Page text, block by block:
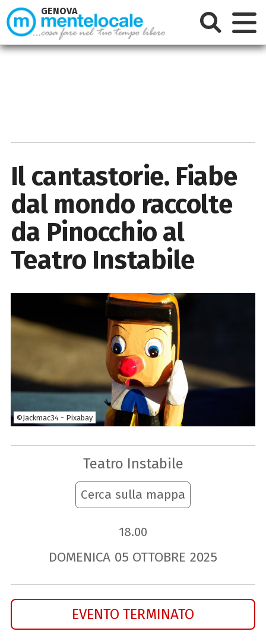
Il cantastorie. Fiabe
dal mondo raccolte
da Pinocchio al
Teatro Instabile
©Jackmac34 - Pixabay
Teatro Instabile
Cerca sulla mappa
18.00
DOMENICA 05 OTTOBRE 2025
EVENTO TERMINATO
GENOVA